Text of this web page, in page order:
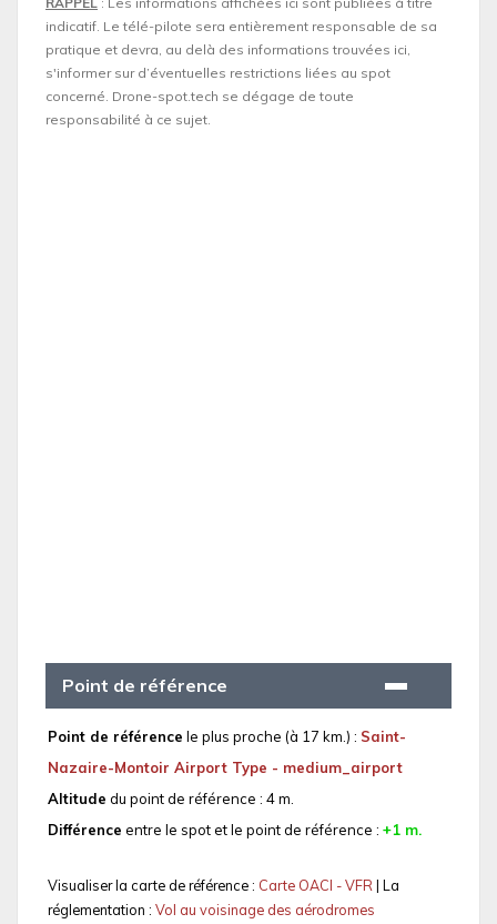
indicatif. Le télé-pilote sera entièrement responsable de sa
pratique et devra, au delà des informations trouvées ici,
s'informer sur d’éventuelles restrictions liées au spot
concerné. Drone-spot.tech se dégage de toute
responsabilité à ce sujet.
Point de référence
Point de référence le plus proche (à 17 km.) : Saint-
Nazaire-Montoir Airport Type - medium_airport
Altitude du point de référence : 4 m.
Différence entre le spot et le point de référence : +1 m.
Visualiser la carte de référence : Carte OACI - VFR| La
réglementation : Vol au voisinage des aérodromes